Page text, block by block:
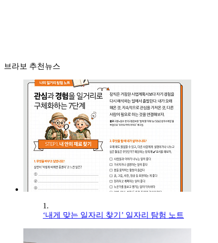
브라보 추천뉴스
1.
‘내게 맞는 일자리 찾기’ 일자리 탐험 노트